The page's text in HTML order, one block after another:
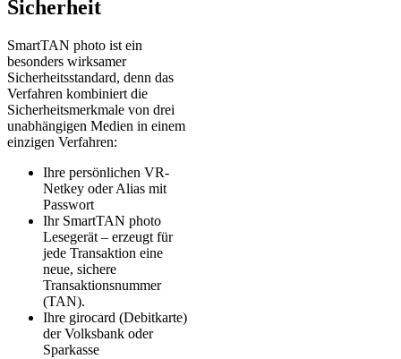
Sicherheit
SmartTAN photo ist ein
besonders wirksamer
Sicherheitsstandard, denn das
Verfahren kombiniert die
Sicherheitsmerkmale von drei
unabhängigen Medien in einem
einzigen Verfahren:
Ihre persönlichen VR-
Netkey oder Alias mit
Passwort
Ihr SmartTAN photo
Lesegerät – erzeugt für
jede Transaktion eine
neue, sichere
Transaktionsnummer
(TAN).
Ihre girocard (Debitkarte)
der Volksbank oder
Sparkasse